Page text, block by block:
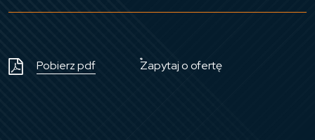
Pobierz pdf Zapytaj o ofertę